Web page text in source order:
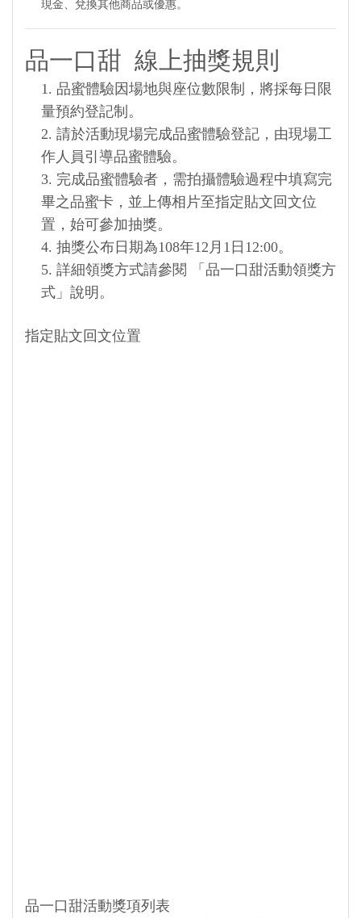
現金、兌換其他商品或優惠。
品一口甜 線上抽獎規則
1. 品蜜體驗因場地與座位數限制，將採每日限
量預約登記制。
2. 請於活動現場完成品蜜體驗登記，由現場工
作人員引導品蜜體驗。
3. 完成品蜜體驗者，需拍攝體驗過程中填寫完
畢之品蜜卡，並上傳相片至指定貼文回文位
置，始可參加抽獎。
4. 抽獎公布日期為108年12月1日12:00。
5. 詳細領獎方式請參閱 「品一口甜活動領獎方
式」說明。
指定貼文回文位置
品一口甜活動獎項列表